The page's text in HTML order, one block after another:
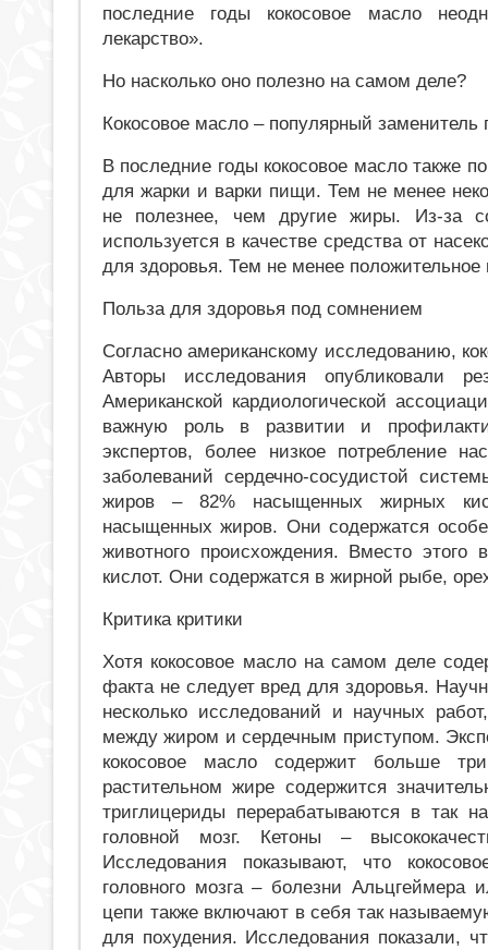
последние годы кокосовое масло
лекарство».
Но насколько оно полезно на самом деле?
Кокосовое масло – популярный заменитель
В последние годы кокосовое масло также
для жарки и варки пищи. Тем не менее
не полезнее, чем другие жиры. Из-за
используется в качестве средства от
для здоровья. Тем не менее
Польза для здоровья под сомнением
Согласно американскому исследованию,
Авторы исследования опубликовали
Американской кардиологической
важную роль в развитии и
экспертов, более низкое потребление
заболеваний сердечно-сосудистой
жиров – 82% насыщенных жирных
насыщенных жиров. Они содержатся
животного происхождения. Вместо
кислот. Они содержатся в жирной рыбе,
Критика критики
Хотя кокосовое масло на самом деле
факта не следует вред для здоровья.
несколько исследований и научных
между жиром и сердечным приступом.
кокосовое масло содержит больше
растительном жире содержится
триглицериды перерабатываются в так
головной мозг. Кетоны –
Исследования показывают, что
головного мозга – болезни
цепи также включают в себя так
для похудения. Исследования показали,